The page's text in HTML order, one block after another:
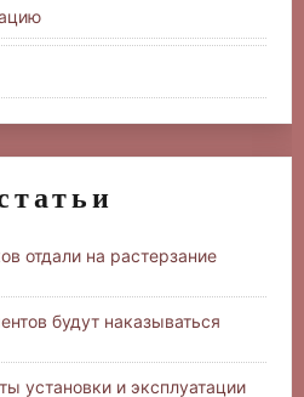
отдали на растерзание
будут наказываться
установки и эксплуатации